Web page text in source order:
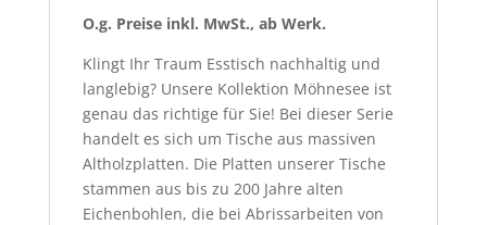
O.g. Preise inkl. MwSt., ab Werk.
Klingt Ihr Traum Esstisch nachhaltig und
langlebig? Unsere Kollektion Möhnesee ist
genau das richtige für Sie! Bei dieser Serie
handelt es sich um Tische aus massiven
Altholzplatten. Die Platten unserer Tische
stammen aus bis zu 200 Jahre alten
Eichenbohlen, die bei Abrissarbeiten von